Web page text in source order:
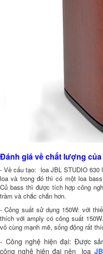
Đánh giá về chất lượng của
- Về cấu tạo: loa JBL STUDIO
loa và trong đó thì có một loa
Củ bass thì được tích hợp công
trầm và chắc chắn hơn.
- Công suất sử dụng 150W: với
thích với amply có công suất
vô cùng mạnh mẽ, sống động rất
- Công nghệ hiện đại: Được
công nghệ hiện đại nên loa